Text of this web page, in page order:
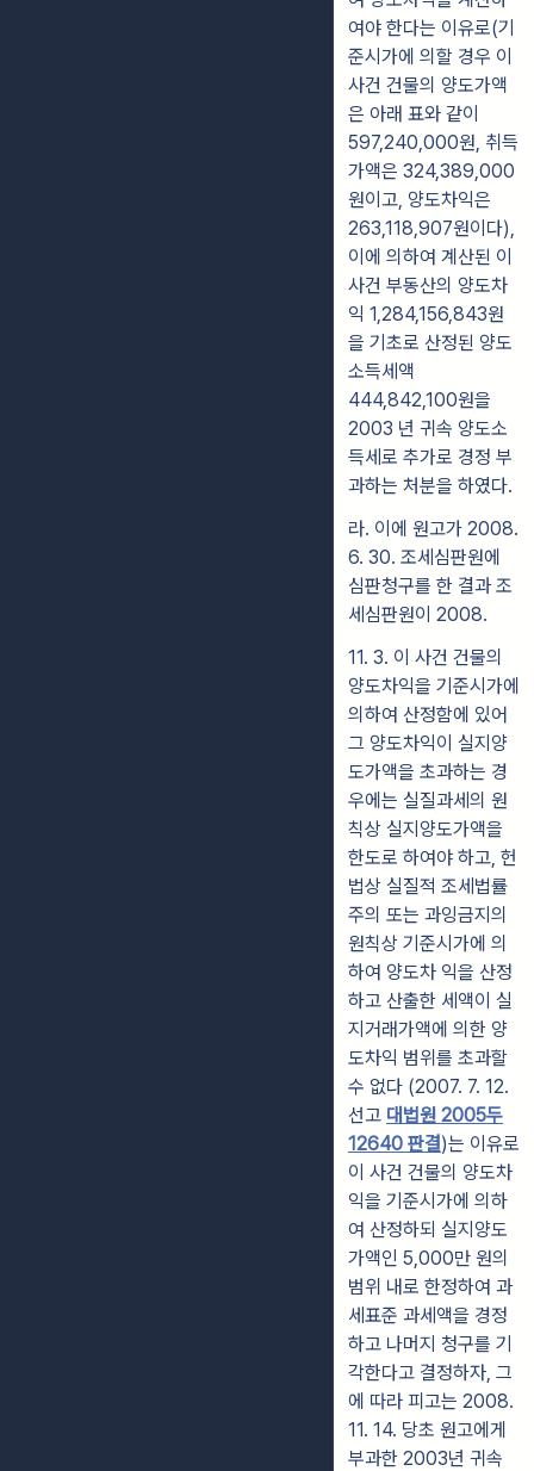
여야 한다는 이유로(기
준시가에 의할 경우 이
사건 건물의 양도가액
은 아래 표와 같이
597,240,000원, 취득
가액은 324,389,000
원이고, 양도차익은
263,118,907원이다),
이에 의하여 계산된 이
사건 부동산의 양도차
익 1,284,156,843원
을 기초로 산정된 양도
소득세액
444,842,100원을
2003 년 귀속 양도소
득세로 추가로 경정 부
과하는 처분을 하였다.
라. 이에 원고가 2008.
6. 30. 조세심판원에
심판청구를 한 결과 조
세심판원이 2008.
11. 3. 이 사건 건물의
양도차익을 기준시가에
의하여 산정함에 있어
그 양도차익이 실지양
도가액을 초과하는 경
우에는 실질과세의 원
칙상 실지양도가액을
한도로 하여야 하고, 헌
법상 실질적 조세법률
주의 또는 과잉금지의
원칙상 기준시가에 의
하여 양도차 익을 산정
하고 산출한 세액이 실
지거래가액에 의한 양
도차익 범위를 초과할
수 없다 (2007. 7. 12.
선고 대법원 2005두
12640 판결)는 이유로
이 사건 건물의 양도차
익을 기준시가에 의하
여 산정하되 실지양도
가액인 5,000만 원의
범위 내로 한정하여 과
세표준 과세액을 경정
하고 나머지 청구를 기
각한다고 결정하자, 그
에 따라 피고는 2008.
11. 14. 당초 원고에게
부과한 2003년 귀속